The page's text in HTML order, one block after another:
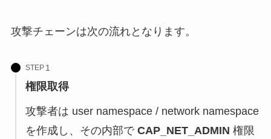
攻撃チェーンは次の流れとなります。
STEP
権限取得
攻撃者は user namespace / network namespace
を作成し、その内部で CAP_NET_ADMIN 権限